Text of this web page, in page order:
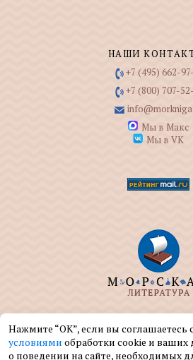
НАШИ
+7 (495) 662-
+7 (800) 707-
Мы в Макс
Мы в VK
ООО "МОРКНИГА"
реализацией книг на
Нажмите “ОК”, если вы соглашаетесь с
условиями обработки cookie и ваших
о поведении на сайте, необходимых